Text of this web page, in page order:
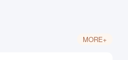
MORE+